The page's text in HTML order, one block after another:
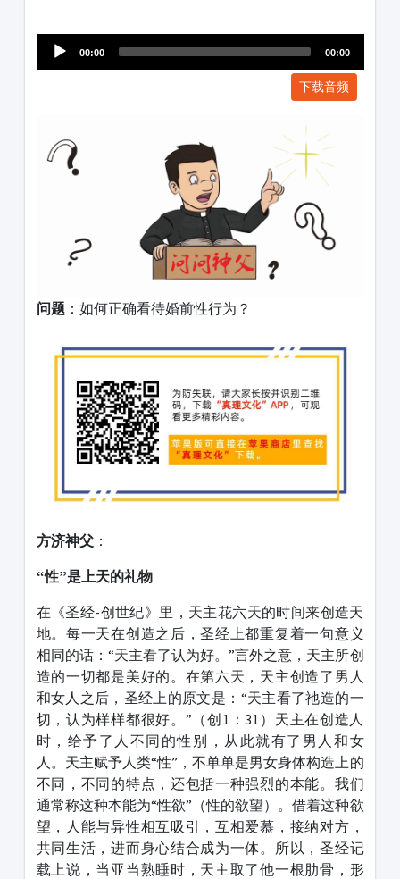
Player
00:00 00:00
下载音频
问题：如何正确看待婚前性行为？
方济神父：
“性”是上天的礼物
在《圣经-创世纪》里，天主花六天的时间来创造天
地。每一天在创造之后，圣经上都重复着一句意义
相同的话：“天主看了认为好。”言外之意，天主所创
造的一切都是美好的。在第六天，天主创造了男人
和女人之后，圣经上的原文是：“天主看了祂造的一
切，认为样样都很好。”（创1：31）天主在创造人
时，给予了人不同的性别，从此就有了男人和女
人。天主赋予人类“性”，不单单是男女身体构造上的
不同，不同的特点，还包括一种强烈的本能。我们
通常称这种本能为“性欲”（性的欲望）。借着这种欲
望，人能与异性相互吸引，互相爱慕，接纳对方，
共同生活，进而身心结合成为一体。所以，圣经记
载上说，当亚当熟睡时，天主取了他一根肋骨，形